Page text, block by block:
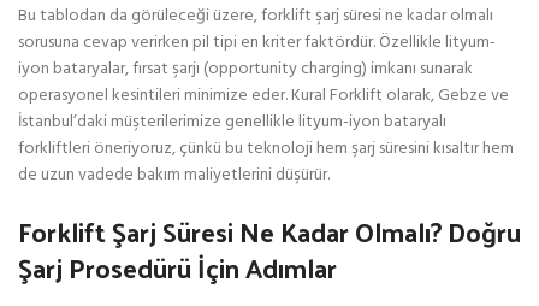
Bu tablodan da görüleceği üzere, forklift şarj süresi ne kadar olmalı
sorusuna cevap verirken pil tipi en kriter faktördür. Özellikle lityum-
iyon bataryalar, fırsat şarjı (opportunity charging) imkanı sunarak
operasyonel kesintileri minimize eder. Kural Forklift olarak, Gebze ve
İstanbul’daki müşterilerimize genellikle lityum-iyon bataryalı
forkliftleri öneriyoruz, çünkü bu teknoloji hem şarj süresini kısaltır hem
de uzun vadede bakım maliyetlerini düşürür.
Forklift Şarj Süresi Ne Kadar Olmalı? Doğru
Şarj Prosedürü İçin Adımlar